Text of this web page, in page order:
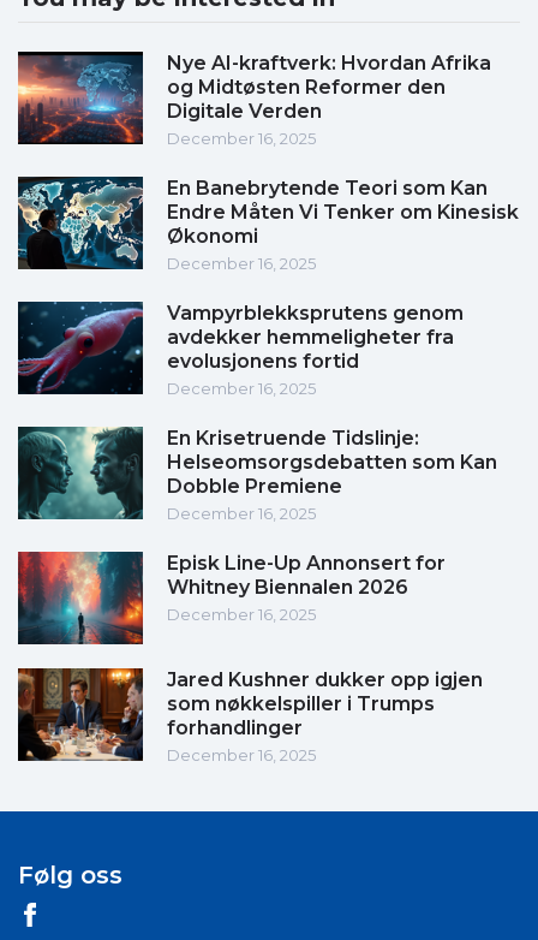
Nye AI-kraftverk: Hvordan Afrika
og Midtøsten Reformer den
Digitale Verden
December 16, 2025
En Banebrytende Teori som Kan
Endre Måten Vi Tenker om Kinesisk
Økonomi
December 16, 2025
Vampyrblekksprutens genom
avdekker hemmeligheter fra
evolusjonens fortid
December 16, 2025
En Krisetruende Tidslinje:
Helseomsorgsdebatten som Kan
Dobble Premiene
December 16, 2025
Episk Line-Up Annonsert for
Whitney Biennalen 2026
December 16, 2025
Jared Kushner dukker opp igjen
som nøkkelspiller i Trumps
forhandlinger
December 16, 2025
Følg oss